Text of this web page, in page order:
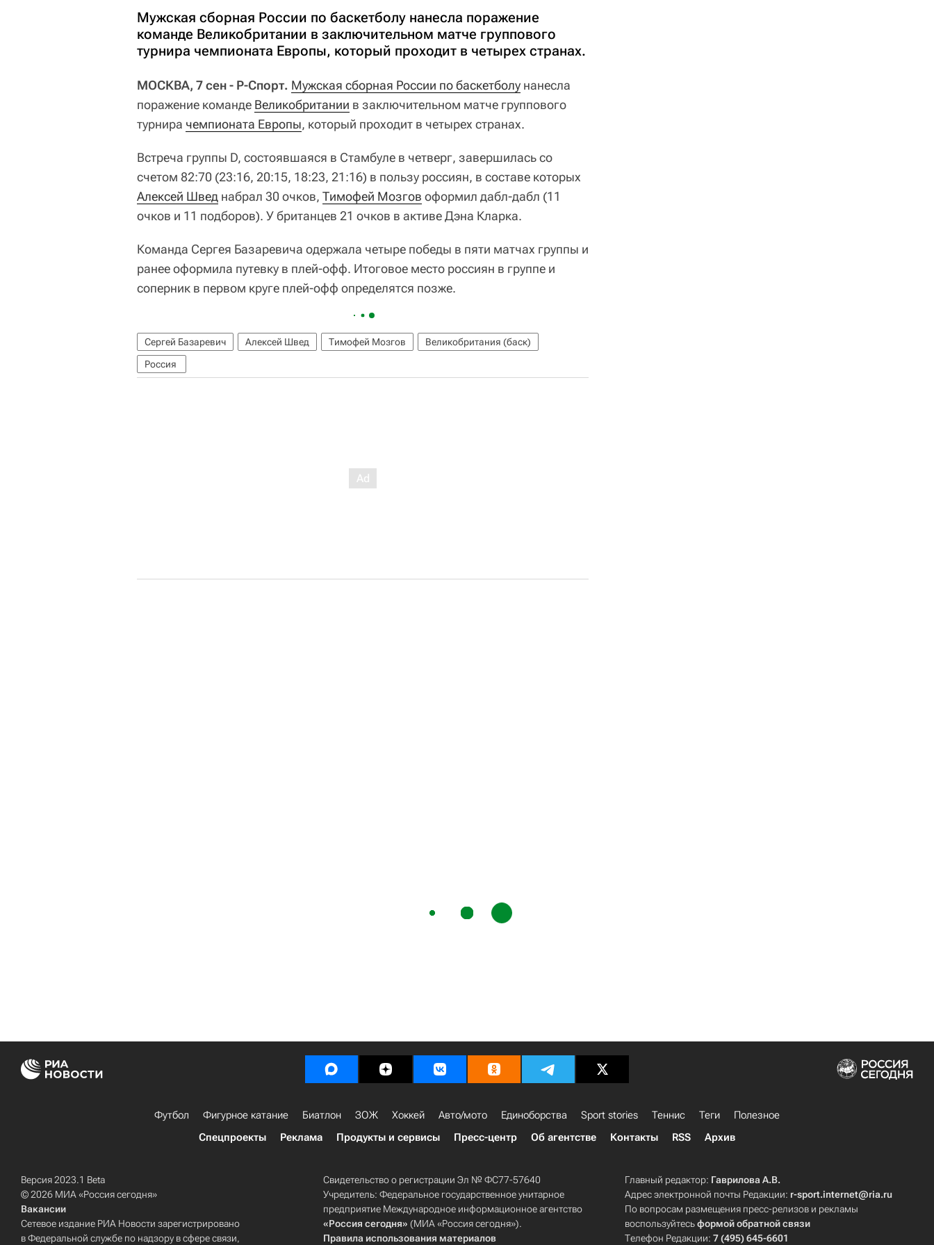
Мужская сборная России по баскетболу нанесла поражение
команде Великобритании в заключительном матче группового
турнира чемпионата Европы, который проходит в четырех странах.
МОСКВА, 7 сен - Р-Спорт. Мужская сборная России по баскетболу нанесла
поражение команде Великобритании в заключительном матче группового
турнира чемпионата Европы, который проходит в четырех странах.
Встреча группы D, состоявшаяся в Стамбуле в четверг, завершилась со
счетом 82:70 (23:16, 20:15, 18:23, 21:16) в пользу россиян, в составе которых
Алексей Швед набрал 30 очков, Тимофей Мозгов оформил дабл-дабл (11
очков и 11 подборов). У британцев 21 очков в активе Дэна Кларка.
Команда Сергея Базаревича одержала четыре победы в пяти матчах группы и
ранее оформила путевку в плей-офф. Итоговое место россиян в группе и
соперник в первом круге плей-офф определятся позже.
Сергей Базаревич Алексей Швед Тимофей Мозгов
Великобритания (баск)
Россия
Футбол Фигурное катание Биатлон ЗОЖ Хоккей Авто/мото Единоборства Sport stories Теннис Теги
Полезное
Спецпроекты
Реклама Продукты и сервисы Пресс-центр Об агентстве Контакты RSS Архив
Версия 2023.1 Beta
© 2026 МИА «Россия сегодня»
Вакансии
Сетевое издание РИА Новости зарегистрировано
в Федеральной службе по надзору в сфере связи,
Свидетельство о регистрации Эл № ФС77-57640
Учредитель: Федеральное государственное унитарное
предприятие Международное информационное агентство
«Россия сегодня» (МИА «Россия сегодня»).
Правила использования материалов
Главный редактор: Гаврилова А.В.
Адрес электронной почты Редакции: r-sport.internet@ria.ru
По вопросам размещения пресс-релизов и рекламы
воспользуйтесьформой обратной связи
Телефон Редакции:7 (495) 645-6601